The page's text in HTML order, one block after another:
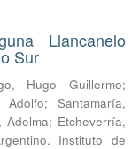
Llancanelo
Sur
Hugo Guillermo;
Adolfo;Santamaría,
Adelma; Etcheverría,
Instituto de